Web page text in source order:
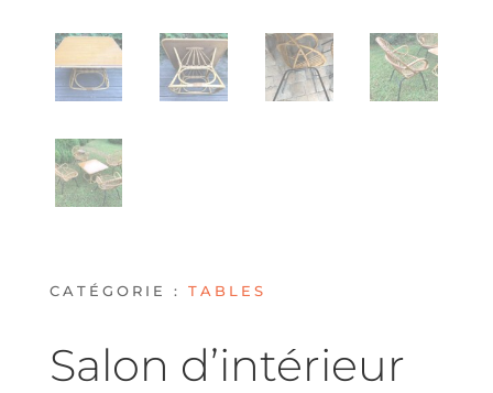
CATÉGORIE : TABLES
Salon d’intérieur